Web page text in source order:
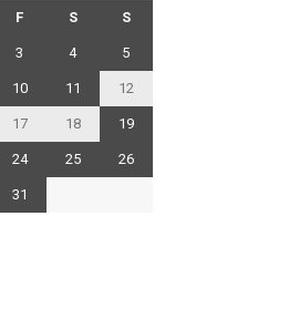
F S S
3 4 5
10 11 12
17 18 19
24 25 26
31